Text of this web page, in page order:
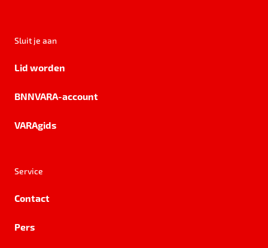
Sluit je aan
Lid worden
BNNVARA-account
VARAgids
Service
Contact
Pers